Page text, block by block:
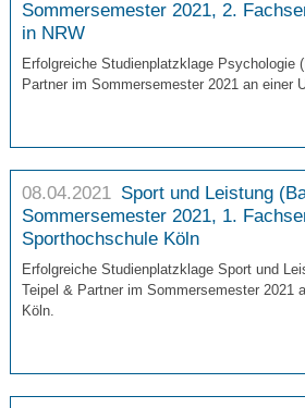
Sommersemester 2021, 2.
in NRW
Erfolgreiche Studienplatzklage Psychologie
Partner im Sommersemester 2021 an einer
08.04.2021 Sport und Leistung
Sommersemester 2021, 1.
Sporthochschule Köln
Erfolgreiche Studienplatzklage Sport und
Teipel & Partner im Sommersemester 2021
Köln.